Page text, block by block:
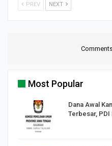
PREV NEXT
Most Popular
Dana Awal
Terbesar,